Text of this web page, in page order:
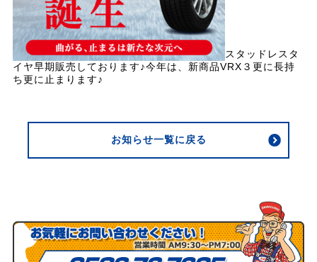
スタッドレスタ
イヤ早期販売しております♪今年は、新商品VRX３更に長持
ち更に止まります♪
お知らせ一覧に戻る